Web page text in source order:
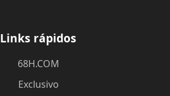
Links rápidos
68H.COM
Exclusivo